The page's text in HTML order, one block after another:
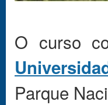
O curso
Parque